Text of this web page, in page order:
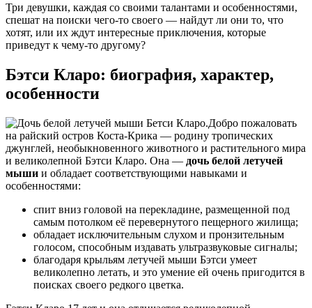
Три девушки, каждая со своими талантами и особенностями,
спешат на поиски чего-то своего — найдут ли они то, что
хотят, или их ждут интересные приключения, которые
приведут к чему-то другому?
Бэтси Кларо: биография, характер,
особенности
Добро пожаловать
на райский остров Коста-Крика — родину тропических
джунглей, необыкновенного животного и растительного мира
и великолепной Бэтси Кларо. Она — дочь белой летучей
мыши и обладает соответствующими навыками и
особенностями:
спит вниз головой на перекладине, размещенной под
самым потолком её перевернутого пещерного жилища;
обладает исключительным слухом и пронзительным
голосом, способным издавать ультразвуковые сигналы;
благодаря крыльям летучей мыши Бэтси умеет
великолепно летать, и это умение ей очень пригодится в
поисках своего редкого цветка.